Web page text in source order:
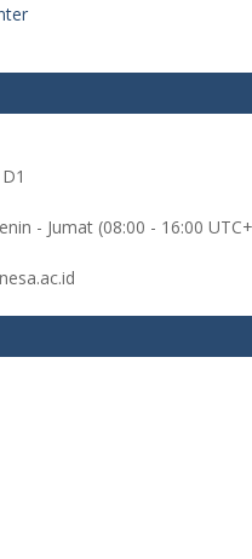
- Jumat (08:00 - 16:00